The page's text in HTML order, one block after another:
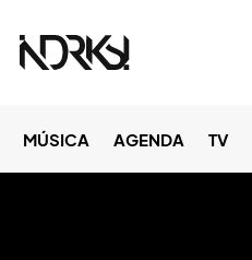
MÚSICA AGENDA TV